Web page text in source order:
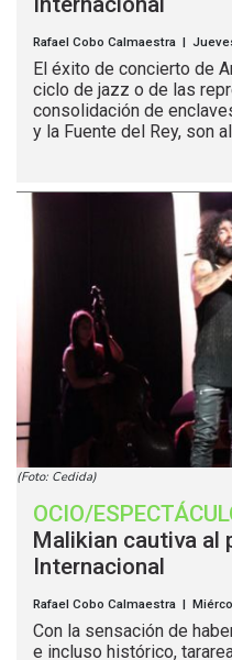
Rafael Cobo Calmaestra |
El éxito de concierto de
ciclo de jazz o de las
consolidación de
y la Fuente del Rey, son
(Foto: Cedida)
OCIO/
Malikian cautiva al
Internacional
Rafael Cobo Calmaestra |
Con la sensación de
e incluso histórico,